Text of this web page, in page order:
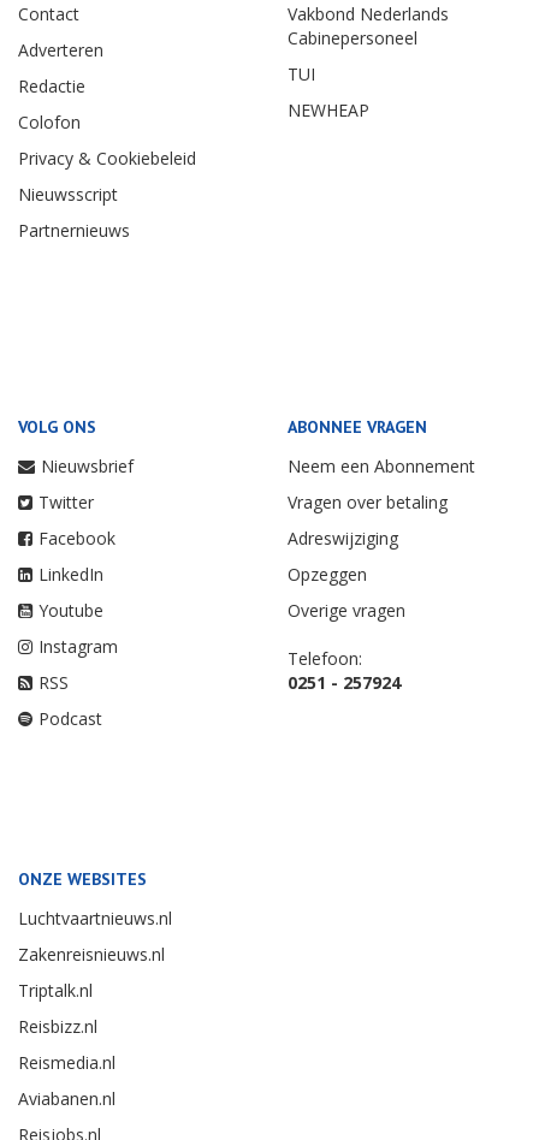
Contact
Adverteren
Redactie
Colofon
Privacy & Cookiebeleid
Nieuwsscript
Partnernieuws
Vakbond Nederlands
Cabinepersoneel
TUI
NEWHEAP
VOLG ONS
Nieuwsbrief
Twitter
Facebook
LinkedIn
Youtube
Instagram
RSS
Podcast
ABONNEE VRAGEN
Neem een Abonnement
Vragen over betaling
Adreswijziging
Opzeggen
Overige vragen
Telefoon:
0251 - 257924
ONZE WEBSITES
Luchtvaartnieuws.nl
Zakenreisnieuws.nl
Triptalk.nl
Reisbizz.nl
Reismedia.nl
Aviabanen.nl
Reisjobs.nl